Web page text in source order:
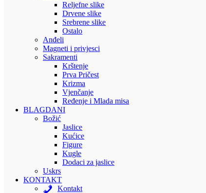
Reljefne slike
Drvene slike
Srebrene slike
Ostalo
Anđeli
Magneti i privjesci
Sakramenti
Krštenje
Prva Pričest
Krizma
Vjenčanje
Ređenje i Mlada misa
BLAGDANI
Božić
Jaslice
Kućice
Figure
Kugle
Dodaci za jaslice
Uskrs
KONTAKT
Kontakt